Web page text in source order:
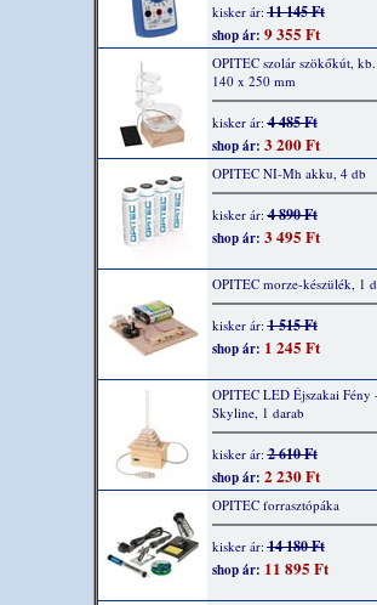
kisker ár:11 145 Ft
shop ár: 9 355 Ft
OPITEC szolár szökőkút,
140 x 250 mm
kisker ár:4 485 Ft
shop ár: 3 200 Ft
OPITEC NI-Mh akku, 4 db
kisker ár:4 890 Ft
shop ár: 3 495 Ft
OPITEC morze-készülék, 1
kisker ár:1 515 Ft
shop ár: 1 245 Ft
OPITEC LED Éjszakai Fény
Skyline, 1 darab
kisker ár:2 610 Ft
shop ár: 2 230 Ft
OPITEC forrasztópáka
kisker ár:14 180 Ft
shop ár: 11 895 Ft